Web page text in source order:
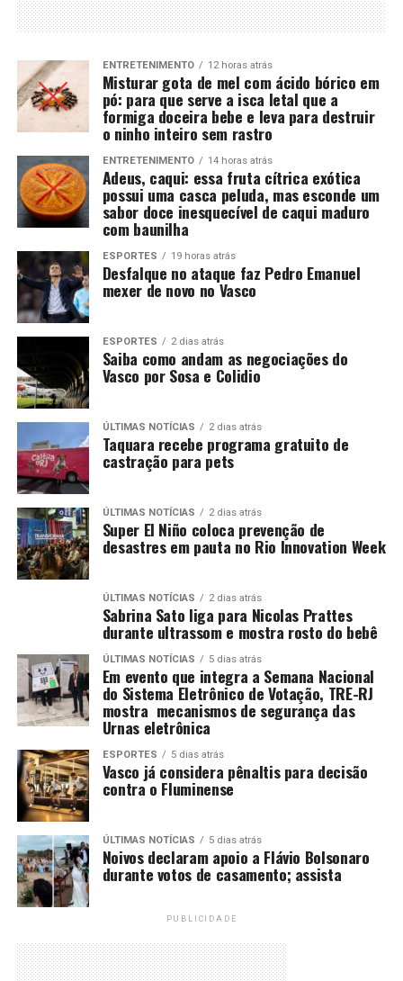
ENTRETENIMENTO 12 horas atrás
Misturar gota de mel com ácido bórico em
pó: para que serve a isca letal que a
formiga doceira bebe e leva para destruir
o ninho inteiro sem rastro
ENTRETENIMENTO 14 horas atrás
Adeus, caqui: essa fruta cítrica exótica
possui uma casca peluda, mas esconde um
sabor doce inesquecível de caqui maduro
com baunilha
ESPORTES 19 horas atrás
Desfalque no ataque faz Pedro Emanuel
mexer de novo no Vasco
ESPORTES 2 dias atrás
Saiba como andam as negociações do
Vasco por Sosa e Colidio
ÚLTIMAS NOTÍCIAS 2 dias atrás
Taquara recebe programa gratuito de
castração para pets
ÚLTIMAS NOTÍCIAS 2 dias atrás
Super El Niño coloca prevenção de
desastres em pauta no Rio Innovation Week
ÚLTIMAS NOTÍCIAS 2 dias atrás
Sabrina Sato liga para Nicolas Prattes
durante ultrassom e mostra rosto do bebê
ÚLTIMAS NOTÍCIAS 5 dias atrás
Em evento que integra a Semana Nacional
do Sistema Eletrônico de Votação, TRE-RJ
mostra mecanismos de segurança das
Urnas eletrônica
ESPORTES 5 dias atrás
Vasco já considera pênaltis para decisão
contra o Fluminense
ÚLTIMAS NOTÍCIAS 5 dias atrás
Noivos declaram apoio a Flávio Bolsonaro
durante votos de casamento; assista
PUBLICIDADE